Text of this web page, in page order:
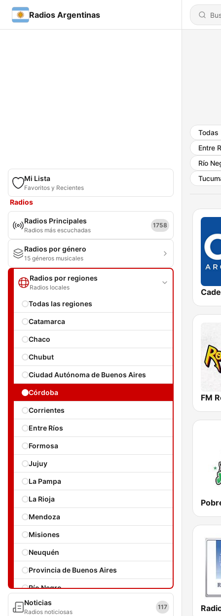
Radios Argentinas
Mi Lista
Favoritos y Recientes
Radios
Radios Principales
Radios más escuchadas
1758
Radios por género
15 géneros musicales
Radios por regiones
Radios locales
Todas las regiones
Catamarca
Chaco
Chubut
Ciudad Autónoma de Buenos Aires
Córdoba
Corrientes
Entre Ríos
Formosa
Jujuy
La Pampa
La Rioja
Mendoza
Misiones
Neuquén
Provincia de Buenos Aires
Río Negro
Salta
Noticias
Radios noticiosas
117
Todas
Entre
Río
FM